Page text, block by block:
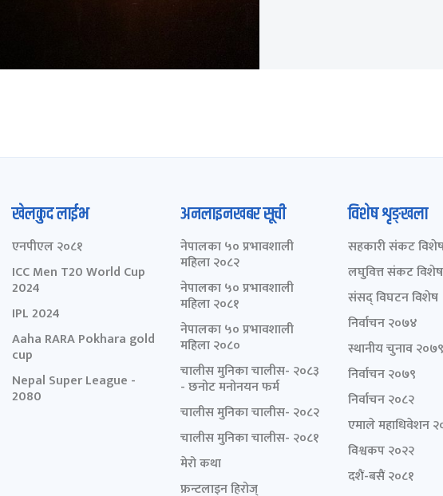
खेलकुद लाईभ
एनपीएल २०८१
ICC Men T20 World Cup
2024
IPL 2024
Aaha RARA Pokhara gold
cup
Nepal Super League -
2080
अनलाइनखबर सूची
नेपालका ५० प्रभावशाली
महिला २०८२
नेपालका ५० प्रभावशाली
महिला २०८१
नेपालका ५० प्रभावशाली
महिला २०८०
चालीस मुनिका चालीस- २०८३
- छनोट मनोनयन फर्म
चालीस मुनिका चालीस- २०८२
चालीस मुनिका चालीस- २०८१
मेरो कथा
फ्रन्टलाइन हिरोज्
विशेष शृङ्खला
सहकारी संकट
लघुवित्त संकट विशेष
संसद् विघटन विशेष
निर्वाचन २०७४
स्थानीय चुनाव २०७९
निर्वाचन २०७९
निर्वाचन २०८२
एमाले महाधिवेशन
विश्वकप २०२२
दशैं-बसैं २०८१